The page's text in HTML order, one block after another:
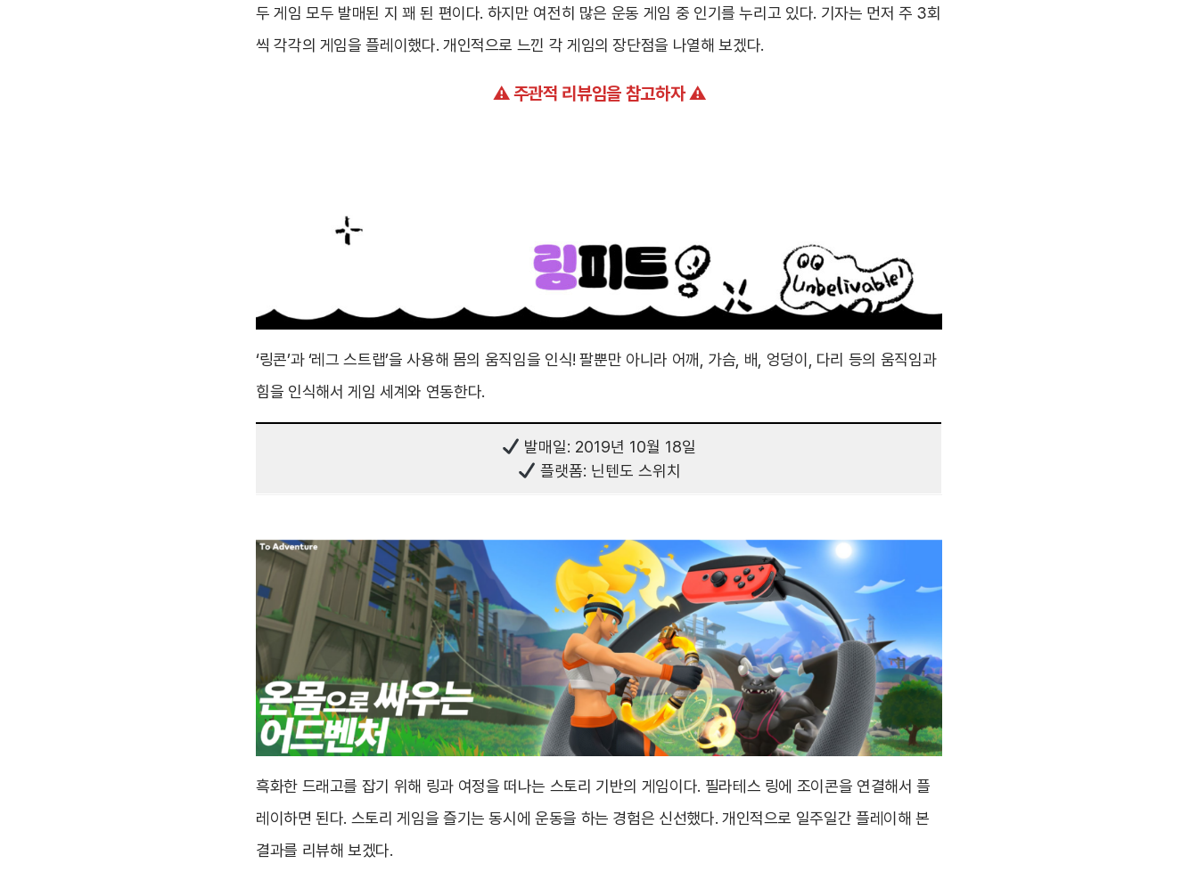
두 게임 모두 발매된 지 꽤 된 편이다. 하지만 여전히 많은 운동 게임 중 인기를 누리고 있다. 기자는 먼저 주 3회
씩 각각의 게임을 플레이했다. 개인적으로 느낀 각 게임의 장단점을 나열해 보겠다.
⚠ 주관적 리뷰임을 참고하자 ⚠
‘링콘’과 ‘레그 스트랩’을 사용해 몸의 움직임을 인식! 팔뿐만 아니라 어깨, 가슴, 배, 엉덩이, 다리 등의 움직임과
힘을 인식해서 게임 세계와 연동한다.
발매일: 2019년 10월 18일
플랫폼: 닌텐도 스위치
흑화한 드래고를 잡기 위해 링과 여정을 떠나는 스토리 기반의 게임이다. 필라테스 링에 조이콘을 연결해서 플
레이하면 된다. 스토리 게임을 즐기는 동시에 운동을 하는 경험은 신선했다. 개인적으로 일주일간 플레이해 본
결과를 리뷰해 보겠다.